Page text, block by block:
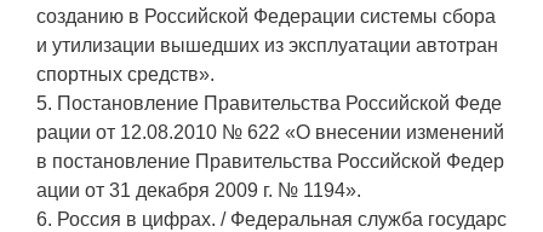
созданию в Российской Федерации системы сбора
и утилизации вышедших из эксплуатации автотран
спортных средств».
5. Постановление Правительства Российской Феде
рации от 12.08.2010 № 622 «О внесении изменений
в постановление Правительства Российской Федер
ации от 31 декабря 2009 г. № 1194».
6. Россия в цифрах. / Федеральная служба государс